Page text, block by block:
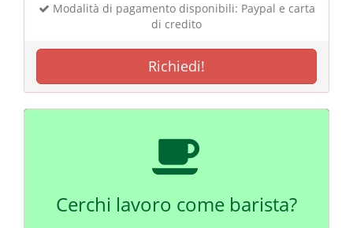
Modalità di pagamento disponibili: Paypal e carta
di credito
Richiedi!
Cerchi lavoro come barista?